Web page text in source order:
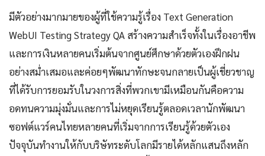
มีตัวอย่างมากมายของผู้ที่ใช้ความรู้เรื่อง Text Generation
WebUI Testing Strategy QA สร้างความสำเร็จทั้งในเรื่องอาชีพ
และการเงินหลายคนเริ่มต้นจากศูนย์ศึกษาด้วยตัวเองฝึกฝน
อย่างสม่ำเสมอและค่อยๆพัฒนาทักษะจนกลายเป็นผู้เชี่ยวชาญ
ที่ได้รับการยอมรับในวงการสิ่งที่พวกเขามีเหมือนกันคือความ
อดทนความมุ่งมั่นและการไม่หยุดเรียนรู้ตลอดเวลานักพัฒนา
ซอฟต์แวร์คนไทยหลายคนที่เริ่มจากการเรียนรู้ด้วยตัวเอง
ปัจจุบันทำงานให้กับบริษัทระดับโลกมีรายได้หลักแสนถึงหลัก